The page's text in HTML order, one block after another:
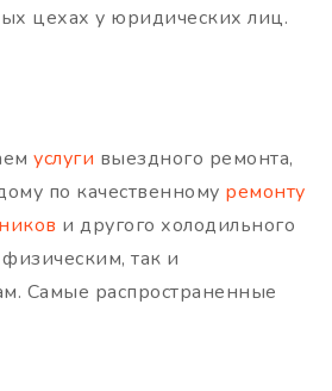
цехах у юридических лиц.
услуги выездного ремонта,
по качественному ремонту
и другого холодильного
так и
Самые распространенные